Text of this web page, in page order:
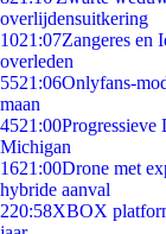
overlijdensuitkering
1021:07Zangeres en
overleden
5521:06Onlyfans-
maan
4521:00
Michigan
1621:00Drone met
hybride aanval
220:58XBOX